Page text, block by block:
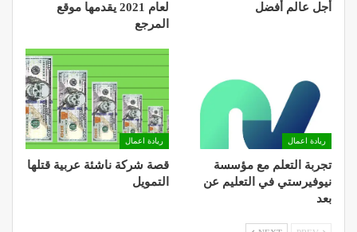
أجل عالم أفضل
لعام 2021 يقدمها موقع
المرجع
ريادة اعمال
تجربة التعلم مع مؤسسة
نيوفيرستي في التعليم عن
بعد
ريادة اعمال
قصة شركة ناشئة عربية قتلها
التمويل